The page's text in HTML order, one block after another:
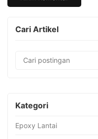
Cari Artikel
Kategori
Epoxy Lantai